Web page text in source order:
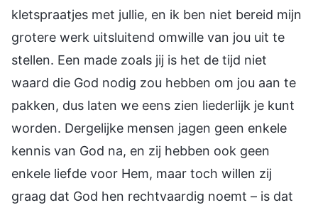
kletspraatjes met jullie, en ik ben niet bereid mijn
grotere werk uitsluitend omwille van jou uit te
stellen. Een made zoals jij is het de tijd niet
waard die God nodig zou hebben om jou aan te
pakken, dus laten we eens zien liederlijk je kunt
worden. Dergelijke mensen jagen geen enkele
kennis van God na, en zij hebben ook geen
enkele liefde voor Hem, maar toch willen zij
graag dat God hen rechtvaardig noemt – is dat